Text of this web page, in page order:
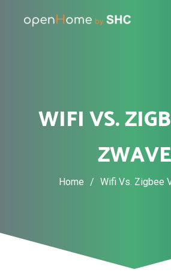
WIFI VS.
ZWAVE
Home / Wifi Vs. Zigbee